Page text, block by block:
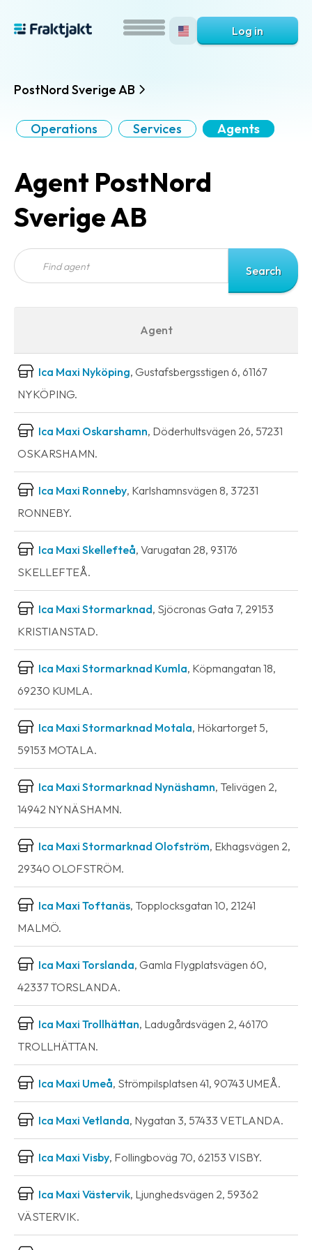
Log in
PostNord Sverige AB
Operations Services Agents
Agent PostNord
Sverige AB
Agent
Ica Maxi Nyköping, Gustafsbergsstigen 6, 61167
NYKÖPING.
Ica Maxi Oskarshamn, Döderhultsvägen 26, 57231
OSKARSHAMN.
Ica Maxi Ronneby, Karlshamnsvägen 8, 37231
RONNEBY.
Ica Maxi Skellefteå, Varugatan 28, 93176
SKELLEFTEÅ.
Ica Maxi Stormarknad, Sjöcronas Gata 7, 29153
KRISTIANSTAD.
Ica Maxi Stormarknad Kumla, Köpmangatan 18,
69230 KUMLA.
Ica Maxi Stormarknad Motala, Hökartorget 5,
59153 MOTALA.
Ica Maxi Stormarknad Nynäshamn, Telivägen 2,
14942 NYNÄSHAMN.
Ica Maxi Stormarknad Olofström, Ekhagsvägen 2,
29340 OLOFSTRÖM.
Ica Maxi Toftanäs, Topplocksgatan 10, 21241
MALMÖ.
Ica Maxi Torslanda, Gamla Flygplatsvägen 60,
42337 TORSLANDA.
Ica Maxi Trollhättan, Ladugårdsvägen 2, 46170
TROLLHÄTTAN.
Ica Maxi Umeå, Strömpilsplatsen 41, 90743 UMEÅ.
Ica Maxi Vetlanda, Nygatan 3, 57433 VETLANDA.
Ica Maxi Visby, Follingboväg 70, 62153 VISBY.
Ica Maxi Västervik, Ljunghedsvägen 2, 59362
VÄSTERVIK.